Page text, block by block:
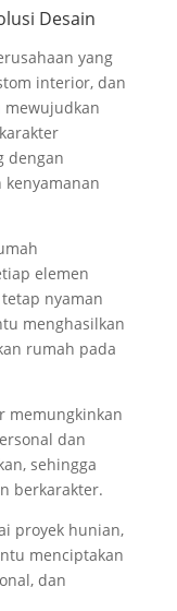
Desain
yang
interior, dan
mewujudkan
dengan
elemen
nyaman
menghasilkan
rumah pada
memungkinkan
dan
sehingga
berkarakter.
proyek hunian,
menciptakan
dan